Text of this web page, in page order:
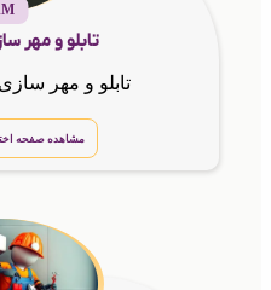
تابلو و مهر
تابلو و مهر
مشاهده صفحه